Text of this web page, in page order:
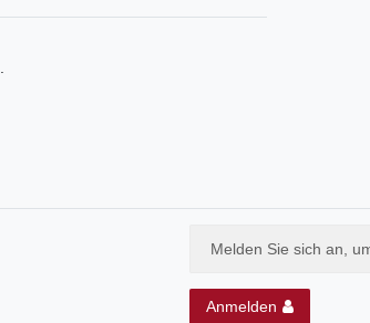
Melden Sie sich an,
Anmelden